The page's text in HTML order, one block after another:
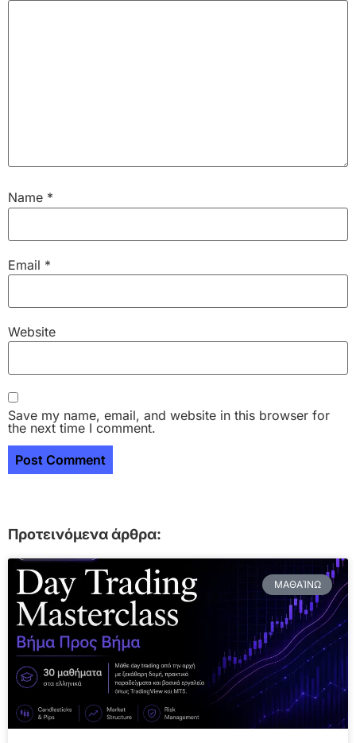
Name *
Email *
Website
Save my name, email, and website in this browser for
the next time I comment.
Προτεινόμενα άρθρα:
ΜΑΘΑΊΝΩ